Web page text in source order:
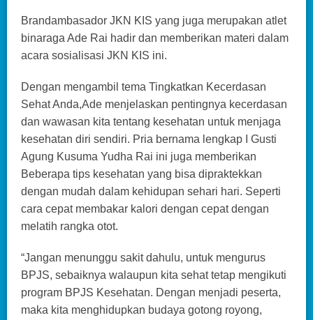
Brandambasador JKN KIS yang juga merupakan atlet
binaraga Ade Rai hadir dan memberikan materi dalam
acara sosialisasi JKN KIS ini.
Dengan mengambil tema Tingkatkan Kecerdasan
Sehat Anda,Ade menjelaskan pentingnya kecerdasan
dan wawasan kita tentang kesehatan untuk menjaga
kesehatan diri sendiri. Pria bernama lengkap I Gusti
Agung Kusuma Yudha Rai ini juga memberikan
Beberapa tips kesehatan yang bisa dipraktekkan
dengan mudah dalam kehidupan sehari hari. Seperti
cara cepat membakar kalori dengan cepat dengan
melatih rangka otot.
“Jangan menunggu sakit dahulu, untuk mengurus
BPJS, sebaiknya walaupun kita sehat tetap mengikuti
program BPJS Kesehatan. Dengan menjadi peserta,
maka kita menghidupkan budaya gotong royong,